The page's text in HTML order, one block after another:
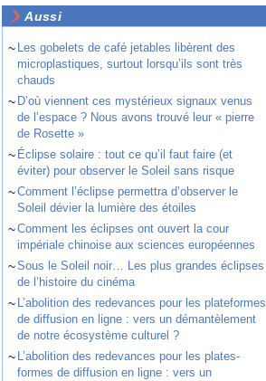
Aussi
~ Les gobelets de café jetables libèrent des
microplastiques, surtout lorsqu’ils sont très
chauds
~ D’où viennent ces mystérieux signaux venus
de l’espace ? Nous avons trouvé leur « pierre
de Rosette »
~ Éclipse solaire : tout ce qu’il faut faire (et
éviter) pour observer le Soleil sans risque
~Comment l’éclipse permettra d’observer le
Soleil dévier la lumière des étoiles
~Comment les éclipses ont ouvert la cour
impériale chinoise aux sciences européennes
~Sous le Soleil noir… Les plus grandes éclipses
de l’histoire du cinéma
~ L’abolition des redevances pour les plateformes
de diffusion en ligne : vers un démantèlement
de notre écosystème culturel ?
~ L’abolition des redevances pour les plates-
formes de diffusion en ligne : vers un